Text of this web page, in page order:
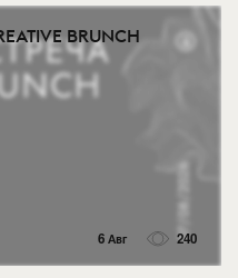
BRUNCH
6 Авг 240